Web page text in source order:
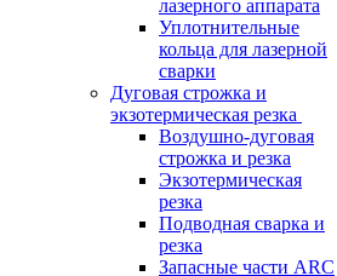
лазерного аппарата
Уплотнительные
кольца для лазерной
сварки
Дуговая строжка и
экзотермическая резка
Воздушно-дуговая
строжка и резка
Экзотермическая
резка
Подводная сварка и
резка
Запасные части ARC